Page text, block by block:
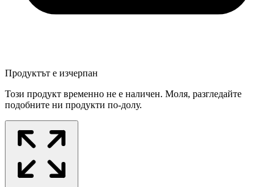
Продуктът е изчерпан
Този продукт временно не е наличен. Моля, разгледайте
подобните ни продукти по-долу.